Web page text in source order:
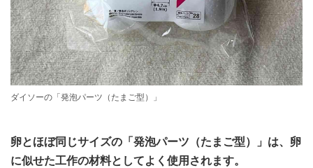
ダイソーの「発泡パーツ（たまご型）」
卵とほぼ同じサイズの「発泡パーツ（たまご型）」は、卵
に似せた工作の材料としてよく使用されます。